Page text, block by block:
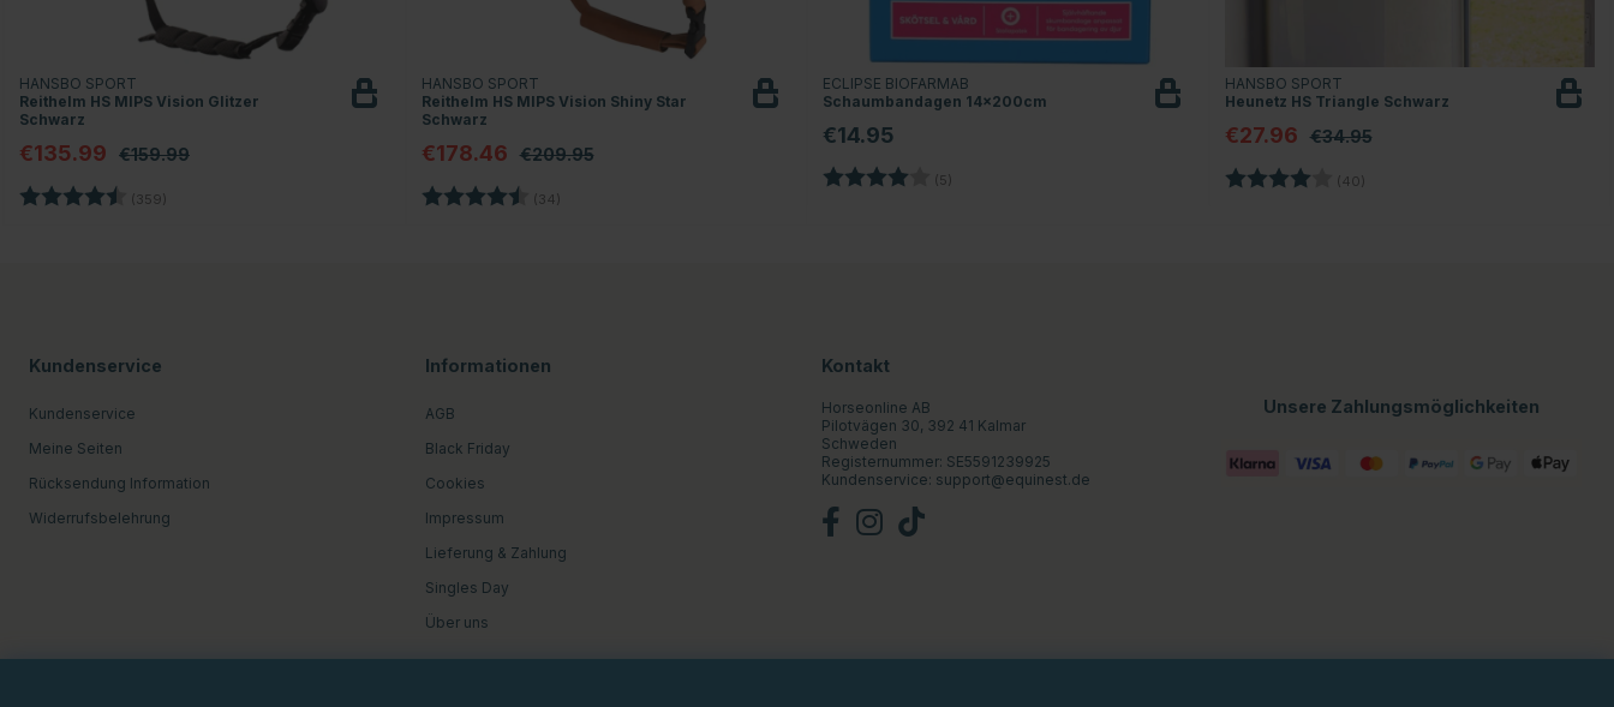
HANSBO SPORT
Reithelm HS MIPS Vision Glitzer
Schwarz
€135.99 €159.99
Bewertung: (359)
HANSBO SPORT
Reithelm HS MIPS Vision Shiny Star
Schwarz
€178.46 €209.95
Bewertung: (34)
ECLIPSE BIOFARMAB
Schaumbandagen 14x200cm
€14.95
Bewertung: (5)
HANSBO SPORT
Heunetz HS Triangle Schwarz
€27.96 €34.95
Bewertung: (40)
Kundenservice
Kundenservice
Meine Seiten
Rücksendung Information
Widerrufsbelehrung
Informationen
AGB
Black Friday
Cookies
Impressum
Lieferung & Zahlung
Singles Day
Über uns
Kontakt
Horseonline AB
Pilotvägen 30, 392 41 Kalmar
Schweden
Registernummer: SE5591239925
Kundenservice: support@equinest.de
Unsere Zahlungsmöglichkeiten